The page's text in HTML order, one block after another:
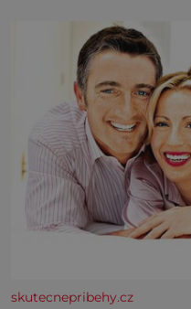
skutecnepribehy.cz